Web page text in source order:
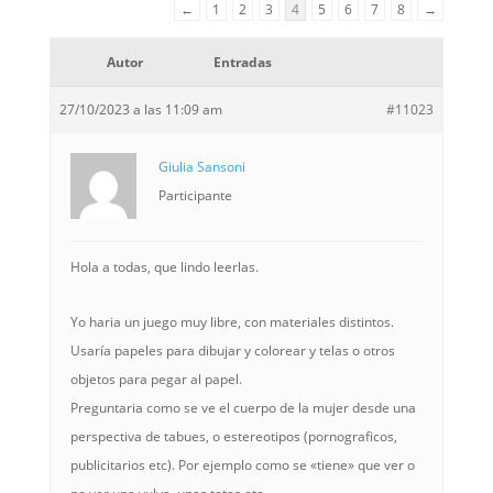
← 1 2 3 4 5 6 7 8 →
Autor Entradas
27/10/2023 a las 11:09 am #11023
Giulia Sansoni
Participante
Hola a todas, que lindo leerlas.
Yo haria un juego muy libre, con materiales distintos.
Usaría papeles para dibujar y colorear y telas o otros
objetos para pegar al papel.
Preguntaria como se ve el cuerpo de la mujer desde una
perspectiva de tabues, o estereotipos (pornograficos,
publicitarios etc). Por ejemplo como se «tiene» que ver o